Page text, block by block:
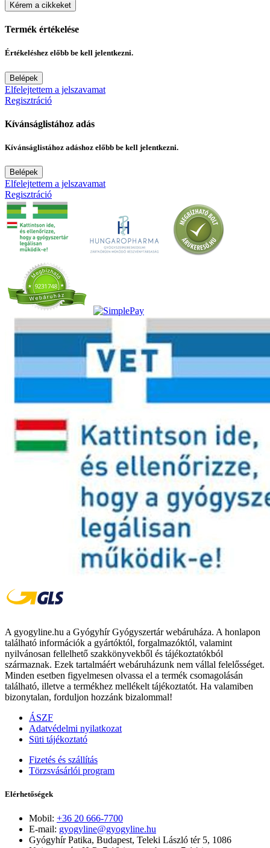
Kérem a cikkeket
Termék értékelése
Értékeléshez előbb be kell jelentkezni.
Belépek
Elfelejtettem a jelszavamat
Regisztráció
Kívánságlistához adás
Kívánságlistához adáshoz előbb be kell jelentkezni.
Belépek
Elfelejtettem a jelszavamat
Regisztráció
A gyogyline.hu a Gyógyhír Gyógyszertár webáruháza. A honlapon
található információk a gyártóktól, forgalmazóktól, valamint
nyilvánosan fellelhető szakkönyvekből és tájékoztatókból
származnak. Ezek tartalmáért webáruházunk nem vállal felelősséget.
Minden esetben figyelmesen olvassa el a termék csomagolásán
található, illetve a termékhez mellékelt tájékoztatót. Ha valamiben
bizonytalan, forduljon hozzánk bizalommal!
ÁSZF
Adatvédelmi nyilatkozat
Süti tájékoztató
Fizetés és szállítás
Törzsvásárlói program
Elérhetőségek
Mobil: +36 20 666-7700
E-mail: gyogyline@gyogyline.hu
Gyógyhír Patika, Budapest, Teleki László tér 5, 1086